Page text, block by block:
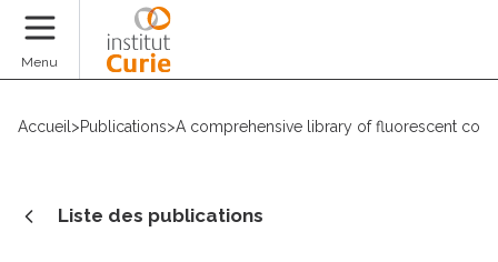
Menu
Accueil >Publications>A comprehensive library of fluorescent
Liste des publications